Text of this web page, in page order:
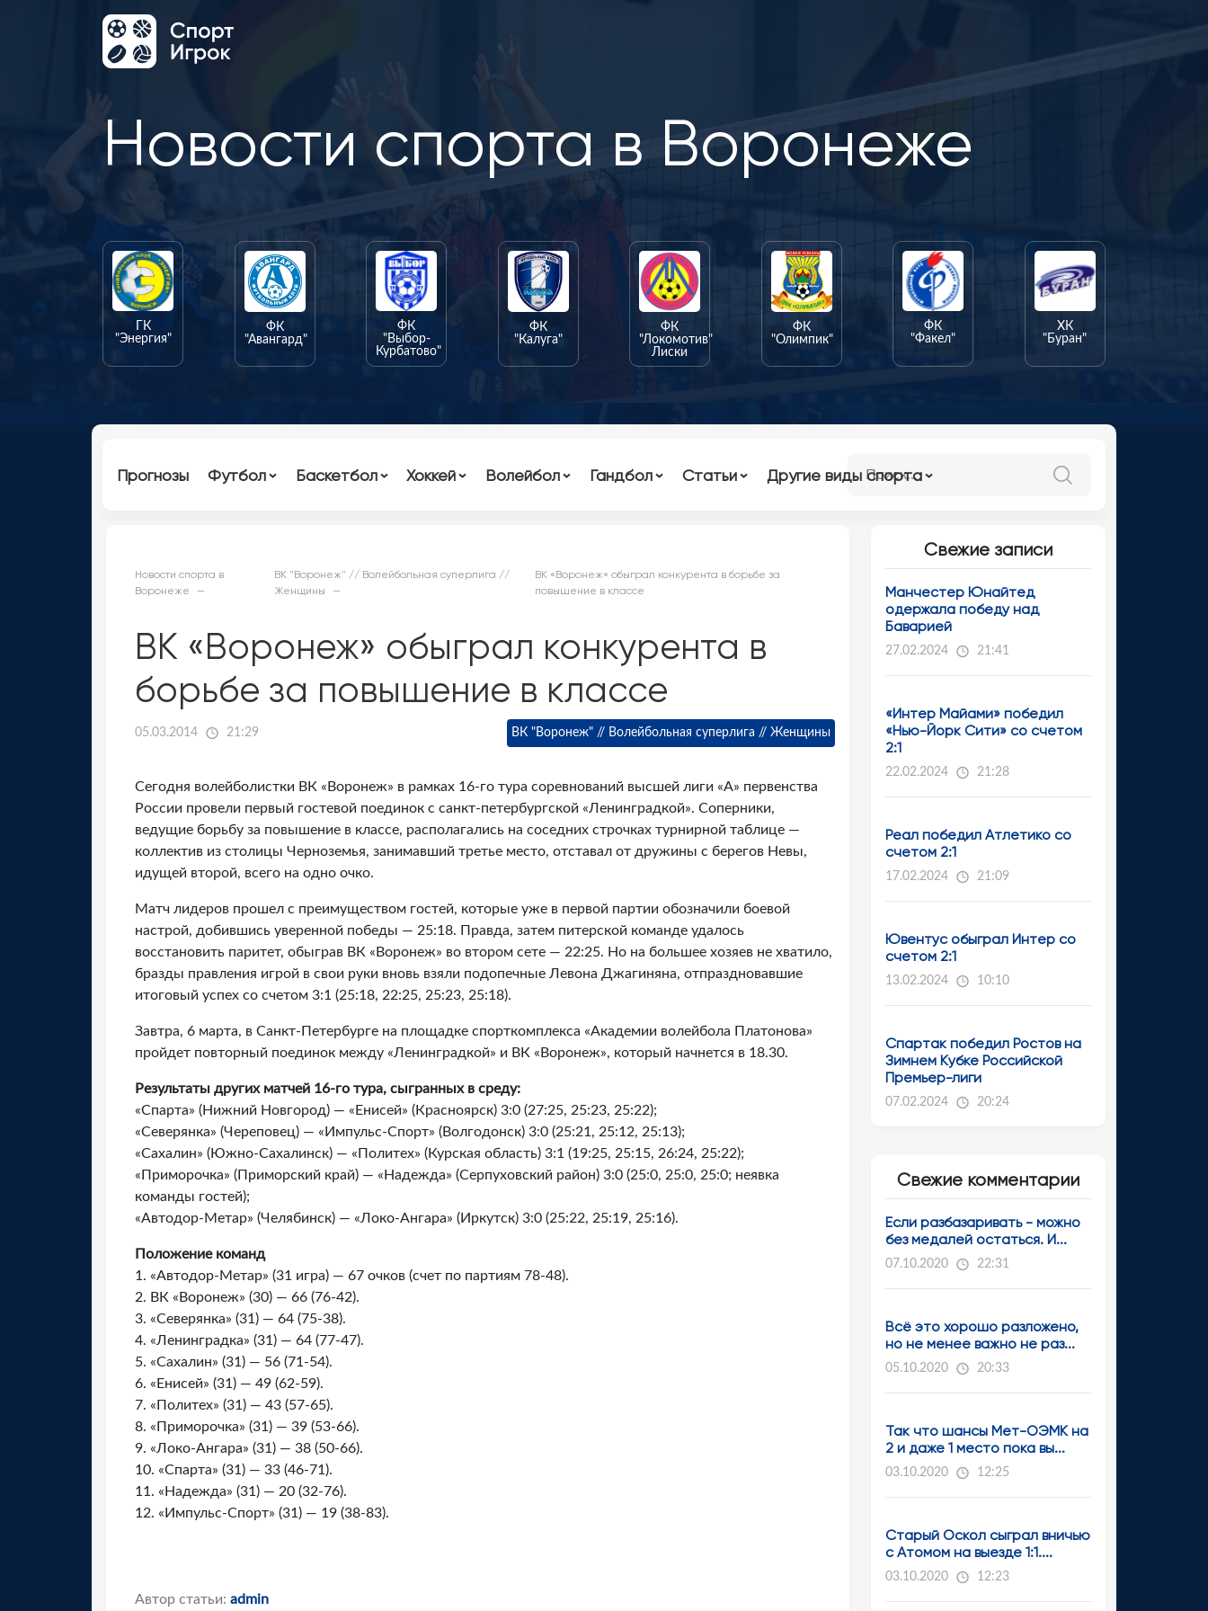
Новости спорта в Воронеже
ГК
"Энергия"
ФК
"Авангард"
ФК
"Выбор-
Курбатово"
ФК
"Калуга"
ФК
"Локомотив"
Лиски
ФК
"Олимпик"
ФК
"Факел"
ХК
"Буран"
Прогнозы Футбол Баскетбол Хоккей Волейбол Гандбол Статьи Другие виды спорта
Новости спорта в
Воронеже
ВК "Воронеж" // Волейбольная суперлига //
Женщины
ВК «Воронеж» обыграл конкурента в борьбе за
повышение в классе
ВК «Воронеж» обыграл конкурента в
борьбе за повышение в классе
05.03.2014 21:29 ВК "Воронеж" // Волейбольная суперлига // Женщины
Сегодня волейболистки ВК «Воронеж» в рамках 16-го тура соревнований высшей лиги «А» первенства
России провели первый гостевой поединок с санкт-петербургской «Ленинградкой». Соперники,
ведущие борьбу за повышение в классе, располагались на соседних строчках турнирной таблице —
коллектив из столицы Черноземья, занимавший третье место, отставал от дружины с берегов Невы,
идущей второй, всего на одно очко.
Матч лидеров прошел с преимуществом гостей, которые уже в первой партии обозначили боевой
настрой, добившись уверенной победы — 25:18. Правда, затем питерской команде удалось
восстановить паритет, обыграв ВК «Воронеж» во втором сете — 22:25. Но на большее хозяев не хватило,
бразды правления игрой в свои руки вновь взяли подопечные Левона Джагиняна, отпраздновавшие
итоговый успех со счетом 3:1 (25:18, 22:25, 25:23, 25:18).
Завтра, 6 марта, в Санкт-Петербурге на площадке спорткомплекса «Академии волейбола Платонова»
пройдет повторный поединок между «Ленинградкой» и ВК «Воронеж», который начнется в 18.30.
Результаты других матчей 16-го тура, сыгранных в среду:
«Спарта» (Нижний Новгород) — «Енисей» (Красноярск) 3:0 (27:25, 25:23, 25:22);
«Северянка» (Череповец) — «Импульс-Спорт» (Волгодонск) 3:0 (25:21, 25:12, 25:13);
«Сахалин» (Южно-Сахалинск) — «Политех» (Курская область) 3:1 (19:25, 25:15, 26:24, 25:22);
«Приморочка» (Приморский край) — «Надежда» (Серпуховский район) 3:0 (25:0, 25:0, 25:0; неявка
команды гостей);
«Автодор-Метар» (Челябинск) — «Локо-Ангара» (Иркутск) 3:0 (25:22, 25:19, 25:16).
Положение команд
1. «Автодор-Метар» (31 игра) — 67 очков (счет по партиям 78-48).
2. ВК «Воронеж» (30) — 66 (76-42).
3. «Северянка» (31) — 64 (75-38).
4. «Ленинградка» (31) — 64 (77-47).
5. «Сахалин» (31) — 56 (71-54).
6. «Енисей» (31) — 49 (62-59).
7. «Политех» (31) — 43 (57-65).
8. «Приморочка» (31) — 39 (53-66).
9. «Локо-Ангара» (31) — 38 (50-66).
10. «Спарта» (31) — 33 (46-71).
11. «Надежда» (31) — 20 (32-76).
12. «Импульс-Спорт» (31) — 19 (38-83).
Автор статьи: admin
Свежие записи
Манчестер Юнайтед
одержала победу над
Баварией
27.02.2024 21:41
«Интер Майами» победил
«Нью-Йорк Сити» со счетом
2:1
22.02.2024 21:28
Реал победил Атлетико со
счетом 2:1
17.02.2024 21:09
Ювентус обыграл Интер со
счетом 2:1
13.02.2024 10:10
Спартак победил Ростов на
Зимнем Кубке Российской
Премьер-лиги
07.02.2024 20:24
Свежие комментарии
Если разбазаривать - можно
без медалей остаться. И...
07.10.2020 22:31
Всё это хорошо разложено,
но не менее важно не раз...
05.10.2020 20:33
Так что шансы Мет-ОЭМК на
2 и даже 1 место пока вы...
03.10.2020 12:25
Старый Оскол сыграл вничью
с Атомом на выезде 1:1....
03.10.2020 12:23